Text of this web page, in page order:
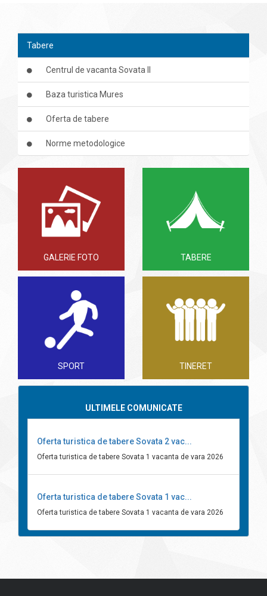
Tabere
Centrul de vacanta Sovata II
Baza turistica Mures
Oferta de tabere
Norme metodologice
GALERIE FOTO TABERE
SPORT TINERET
ULTIMELE COMUNICATE
Oferta turistica de tabere Sovata 2 vac...
Oferta turistica de tabere Sovata 1 vacanta de vara 2026
Oferta turistica de tabere Sovata 1 vac...
Oferta turistica de tabere Sovata 1 vacanta de vara 2026